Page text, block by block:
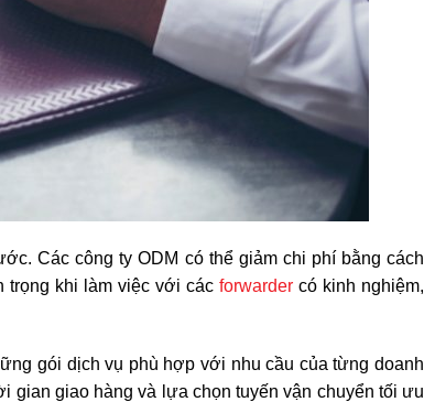
Các công ty ODM có thể giảm chi phí bằng cách
trọng khi làm việc với các forwarder có kinh nghiệm,
gói dịch vụ phù hợp với nhu cầu của từng doanh
gian giao hàng và lựa chọn tuyến vận chuyển tối ưu